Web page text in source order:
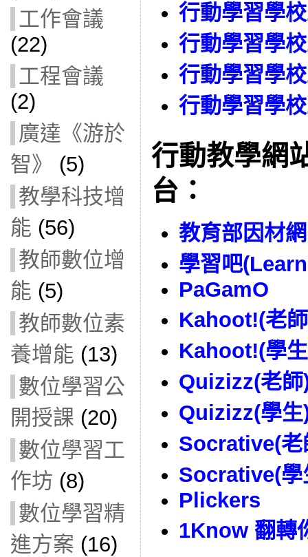
工作會議
(22)
工程會議
(2)
廣達《游於
智》
(5)
教學科技增
能 (56)
教師數位增
能 (5)
教師數位素
養增能 (13)
數位學習公
開授課 (20)
數位學習工
作坊 (8)
數位學習精
進方案 (16)
行動學習學
行動學習學
行動學習學
行動學習學
行動教學網
台：
教育部因材網
學習吧
PaGamO
Kahoot!(老
Kahoot!(學
Quizizz(老師
Quizizz(學生
Socrative(老
Socrative(學
Plickers
1Know 翻轉